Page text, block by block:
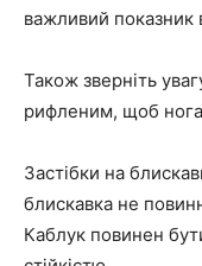
важливий показник
Також зверніть
рифленим, щоб нога
Застібки на
блискавка не
Каблук повинен